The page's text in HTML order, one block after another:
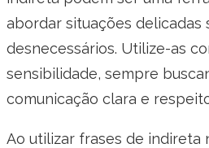
abordar situações delicadas
desnecessários. Utilize-as
sensibilidade, sempre
comunicação clara e
Ao utilizar frases de indireta